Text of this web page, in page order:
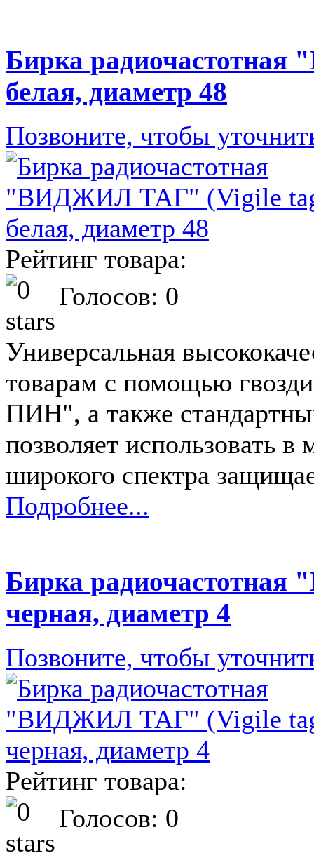
Бирка
белая, диаметр 48
Позвоните, чтобы
Рейтинг товара:
Голосов: 0
Универсальная
товарам с помощью
ПИН", а также
позволяет использовать
широкого спектра
Подробнее...
Бирка
черная, диаметр 4
Позвоните, чтобы
Рейтинг товара:
Голосов: 0